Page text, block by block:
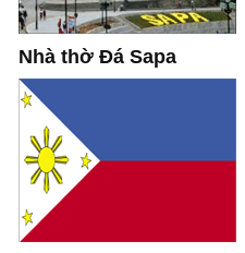
Nhà thờ Đá Sapa